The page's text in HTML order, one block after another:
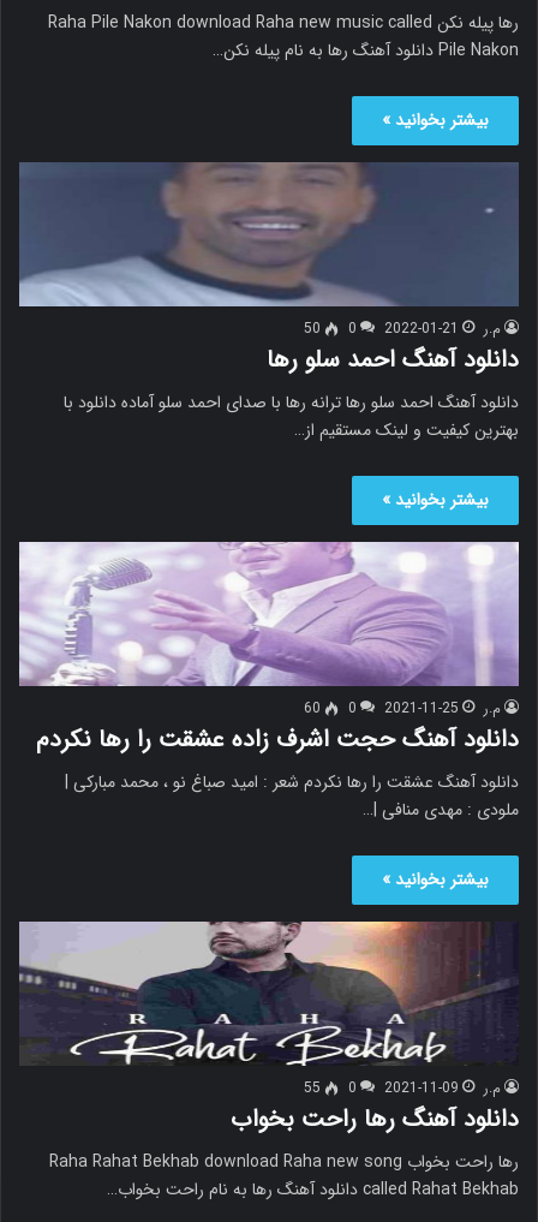
رها پیله نکن Raha Pile Nakon download Raha new music called
Pile Nakon دانلود آهنگ رها به نام پیله نکن…
بیشتر بخوانید »
م.ر 2022-01-21
0
50
دانلود آهنگ احمد سلو رها
دانلود آهنگ احمد سلو رها ترانه رها با صدای احمد سلو آماده دانلود با
بهترین کیفیت و لینک مستقیم از…
بیشتر بخوانید »
م.ر 2021-11-25
0
60
دانلود آهنگ حجت اشرف زاده عشقت را رها نکردم
دانلود آهنگ عشقت را رها نکردم شعر : امید صباغ نو ، محمد مبارکی |
ملودی : مهدی منافی |…
بیشتر بخوانید »
م.ر 2021-11-09
0
55
دانلود آهنگ رها راحت بخواب
رها راحت بخواب Raha Rahat Bekhab download Raha new song
called Rahat Bekhab دانلود آهنگ رها به نام راحت بخواب…